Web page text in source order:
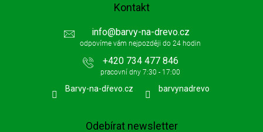
Kontakt
info@barvy-na-drevo.cz
+420 734 477 846
Barvy-na-dřevo.cz barvynadrevo
Odebírat newsletter